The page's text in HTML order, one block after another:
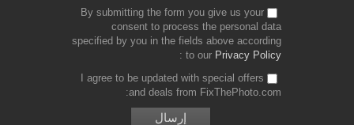
By submitting the form you give us your
consent to process the personal data
specified by you in the fields above according
to our Privacy Policy
I agree to be updated with special offers
and deals from FixThePhoto.com